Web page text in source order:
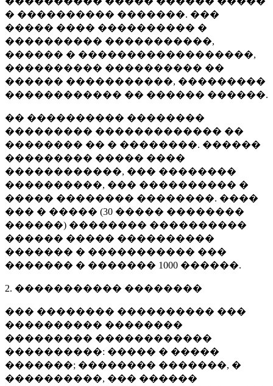
� ���������� �������. ���
����� ���� ���������� �
���������� �����������,
������ � ������������������,
���������� ���������� ��
������ �����������, ���������
������������ �� ������ ������.
�� ���������� ��������
��������� ������������� ��
�������� �� � ��������. ������
��������� ����� ����
������������, ��� ��������
����������, ��� ���������� �
����� �������� ��������. ����
��� � ����� (30 ����� ��������
������) �������� ����������
������ ����� ����������
������� � ����������� ���
������� � ������� 1000 ������.
2. ����������� ��������
��� �������� ���������� ���
���������� ��������
��������� ������������
����������: ����� � �����
�������; �������� �������, �
����������, ��� ������